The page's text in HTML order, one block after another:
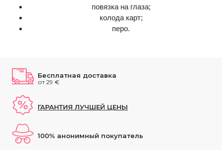
повязка на глаза;
колода карт;
перо.
Бесплатная доставка
от 29 €
ГАРАНТИЯ ЛУЧШЕЙ ЦЕНЫ
100% анонимный покупатель